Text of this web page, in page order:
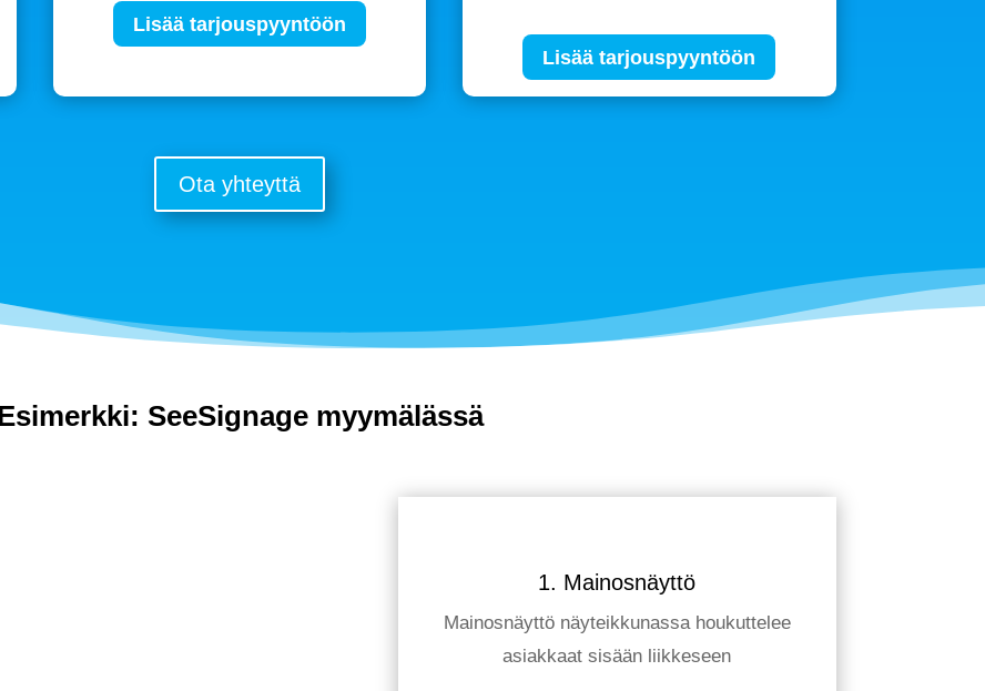
Lisää tarjouspyyntöön
Lisää tarjouspyyntöön
Ota yhteyttä
SeeSignage myymälässä
1. Mainosnäyttö
Mainosnäyttö näyteikkunassa houkuttelee
asiakkaat sisään liikkeseen